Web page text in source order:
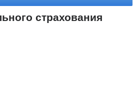
страхования